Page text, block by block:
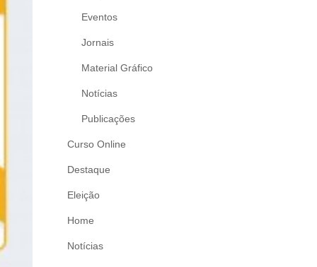
Eventos
Jornais
Material Gráfico
Notícias
Publicações
Curso Online
Destaque
Eleição
Home
Notícias